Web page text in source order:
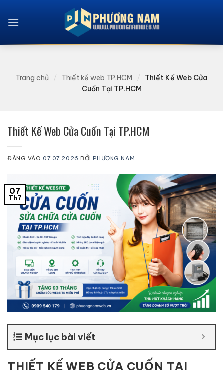
qua
dung
Trang chủ / Thiết kế web TP.HCM /
Thiết Kế Web Cửa
Cuốn Tại TP.HCM
Thiết Kế Web Cửa Cuốn Tại TP.HCM
ĐĂNG VÀO 07.07.2026 BỞIPHƯƠNG NAM
07
Th7
Mục lục bài viết
THIẾT KẾ WEB CỬA CUỐN TẠI